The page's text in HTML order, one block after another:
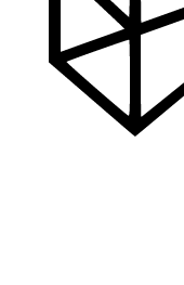
Greitas
Visus produktus
Jeigu turite